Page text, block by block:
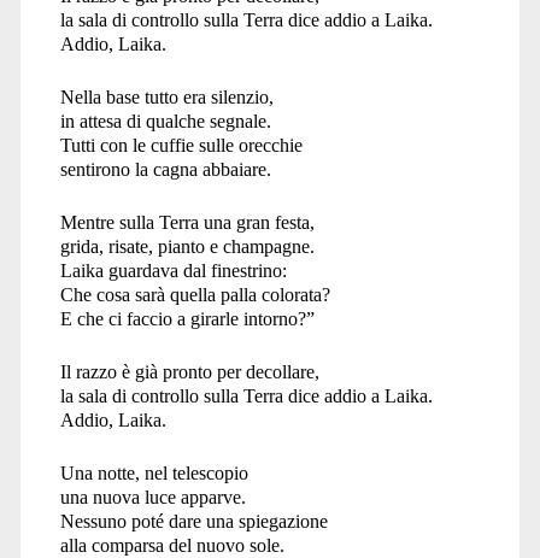
la sala di controllo sulla Terra dice addio a Laika.
Addio, Laika.
Nella base tutto era silenzio,
in attesa di qualche segnale.
Tutti con le cuffie sulle orecchie
sentirono la cagna abbaiare.
Mentre sulla Terra una gran festa,
grida, risate, pianto e champagne.
Laika guardava dal finestrino:
Che cosa sarà quella palla colorata?
E che ci faccio a girarle intorno?”
Il razzo è già pronto per decollare,
la sala di controllo sulla Terra dice addio a Laika.
Addio, Laika.
Una notte, nel telescopio
una nuova luce apparve.
Nessuno poté dare una spiegazione
alla comparsa del nuovo sole.